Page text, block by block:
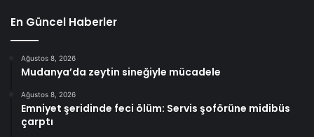
En Güncel Haberler
Ağustos 8, 2026
Mudanya’da zeytin sineğiyle mücadele
Ağustos 8, 2026
Emniyet şeridinde feci ölüm: Servis şoförüne midibüs
çarptı